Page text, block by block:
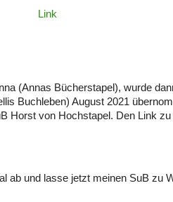
Link
(Annas Bücherstapel), wurde
Buchleben) August 2021
Horst von Hochstapel. Den Link
ab und lasse jetzt meinen SuB zu